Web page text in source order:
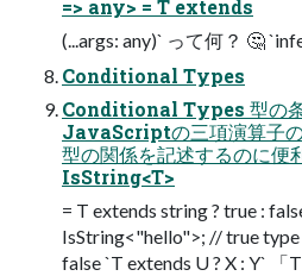
=> any> = T extends
(...args: any)` って何？ 🤔
Conditional Types
Conditional Types 型の条
JavaScriptの三項演算子
型の関係を記述するのに
IsString<T>
= T extends string ? true :
IsString<"hello">; // true
false `T extends U ? X : Y` 「